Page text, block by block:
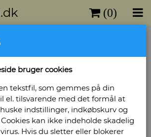
(0)
bruger cookies
tekstfil, som gemmes på din
el. tilsvarende med det formål at
indstillinger, indkøbskurv og
kan ikke indeholde skadelig
Hvis du sletter eller blokerer